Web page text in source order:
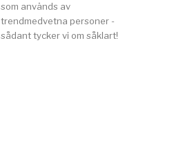
som används av
trendmedvetna personer -
sådant tycker vi om såklart!